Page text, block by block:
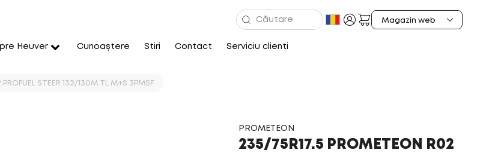
Heuver Cunoaștere Stiri Contact Serviciu clienți
STEER 132/130M TL M+S 3PMSF
PROMETEON
235/75R17.5 PROMETEON R02